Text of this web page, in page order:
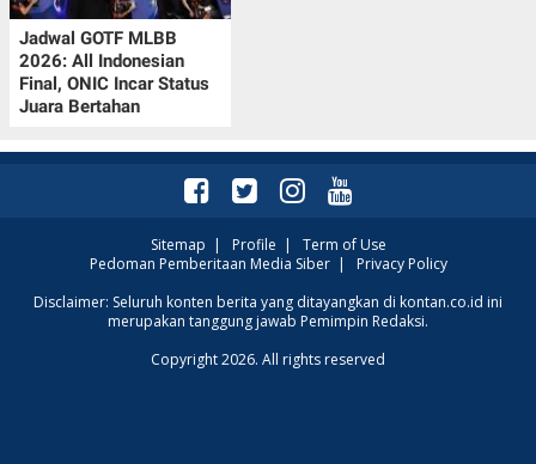
Jadwal GOTF MLBB
2026: All Indonesian
Final, ONIC Incar Status
Juara Bertahan
Sitemap | Profile | Term of Use
Pedoman Pemberitaan Media Siber| Privacy Policy
Disclaimer: Seluruh konten berita yang ditayangkan di kontan.co.id ini
merupakan tanggung jawab Pemimpin Redaksi.
Copyright 2026. All rights reserved